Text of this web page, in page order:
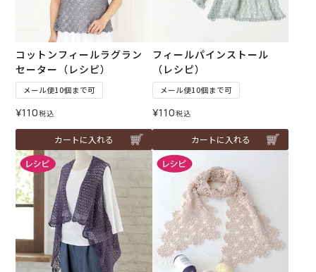
コットンフィールラグラン
セーター（レシピ）
メール便10個まで可
¥110税込
カートに入れる
フィールパインストール
（レシピ）
メール便10個まで可
¥110税込
カートに入れる